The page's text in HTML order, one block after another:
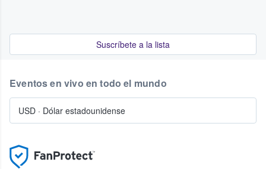
Suscríbete a la lista
Eventos en vivo en todo el mundo
USD · Dólar estadounidense